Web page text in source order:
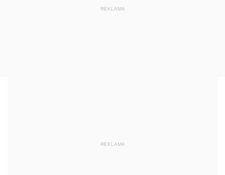
REKLAMA
REKLAMA